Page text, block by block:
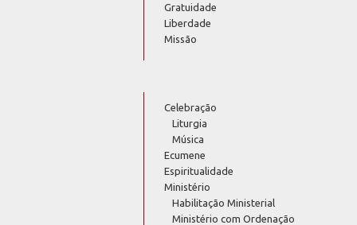
Gratuidade
Liberdade
Missão
Celebração
Liturgia
Música
Ecumene
Espiritualidade
Ministério
Habilitação Ministerial
Ministério com Ordenação